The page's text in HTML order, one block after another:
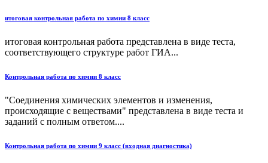
итоговая контрольная работа по химии 8 класс
итоговая контрольная работа представлена в виде теста,
соответствующего структуре работ ГИА...
Контрольная работа по химии 8 класс
"Соединения химических элементов и изменения,
происходящие с веществами" представлена в виде теста и
заданий с полным ответом....
Контрольная работа по химии 9 класс (входная диагностика)